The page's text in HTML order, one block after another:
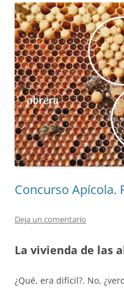
Concurso Apícola.
Deja un comentario
La vivienda de las
¿Qué, era difícil?. No,